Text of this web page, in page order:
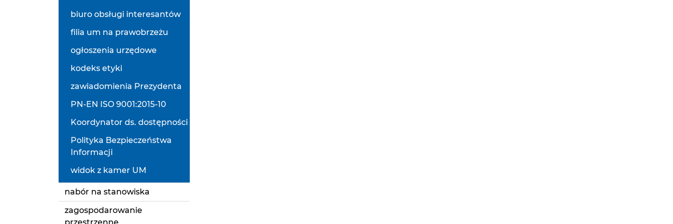
biuro obsługi interesantów
filia um na prawobrzeżu
ogłoszenia urzędowe
kodeks etyki
zawiadomienia Prezydenta
PN-EN ISO 9001:2015-10
Koordynator ds. dostępności
Polityka Bezpieczeństwa
Informacji
widok z kamer UM
nabór na stanowiska
zagospodarowanie